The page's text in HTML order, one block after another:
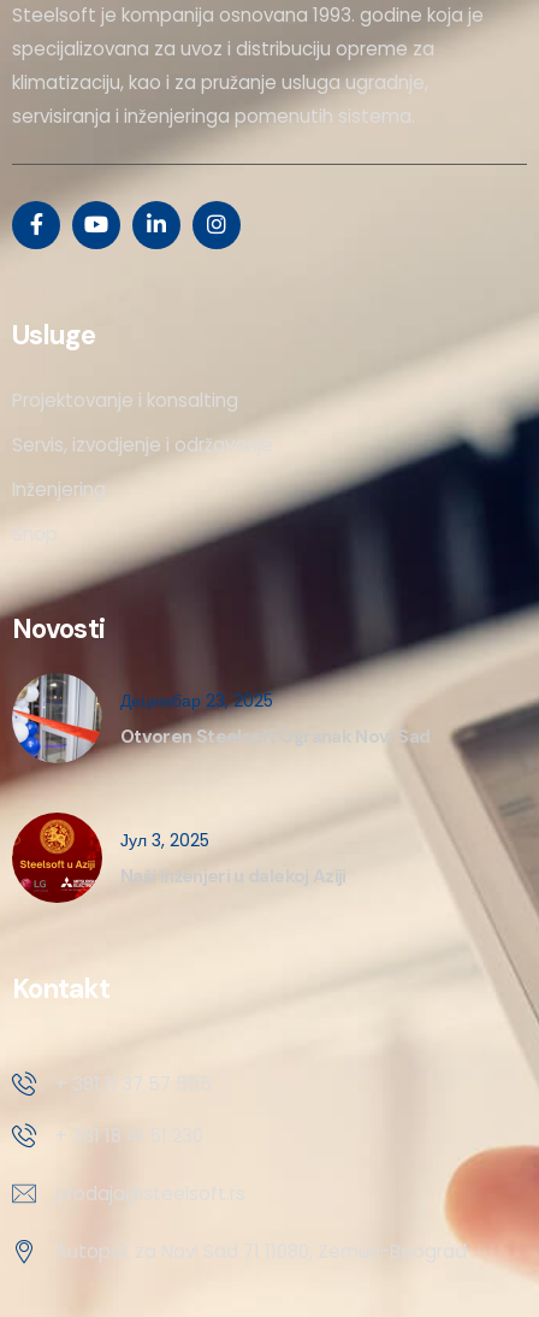
Steelsoft je kompanija osnovana 1993. godine koja je
specijalizovana za uvoz i distribuciju opreme za
klimatizaciju, kao i za pružanje usluga ugradnje,
servisiranja i inženjeringa pomenutih sistema.
Usluge
Projektovanje i konsalting
Servis, izvodjenje i održavanje
Inženjering
Shop
Novosti
Децембар 23, 2025
Otvoren Steelsoft Ogranak Novi Sad
Јул 3, 2025
Naši inženjeri u dalekoj Aziji
Kontakt
+ 381 11 37 57 555
+ 381 18 41 51 230
prodaja@steelsoft.rs
Autoput za Novi Sad 71 11080, Zemun-Beograd